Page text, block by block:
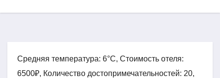
Средняя температура: 6°C, Стоимость отеля:
6500₽, Количество достопримечательностей: 20,